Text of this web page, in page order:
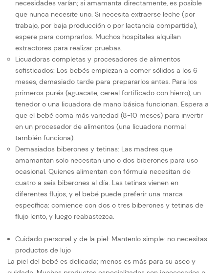
necesidades varían; si amamanta directamente, es posible
que nunca necesite uno. Si necesita extraerse leche (por
trabajo, por baja producción o por lactancia compartida),
espere para comprarlos. Muchos hospitales alquilan
extractores para realizar pruebas.
Licuadoras completas y procesadores de alimentos
sofisticados: Los bebés empiezan a comer sólidos a los 6
meses, demasiado tarde para prepararlos antes. Para los
primeros purés (aguacate, cereal fortificado con hierro), un
tenedor o una licuadora de mano básica funcionan. Espera a
que el bebé coma más variedad (8-10 meses) para invertir
en un procesador de alimentos (una licuadora normal
también funciona).
Demasiados biberones y tetinas: Las madres que
amamantan solo necesitan uno o dos biberones para uso
ocasional. Quienes alimentan con fórmula necesitan de
cuatro a seis biberones al día. Las tetinas vienen en
diferentes flujos, y el bebé puede preferir una marca
específica: comience con dos o tres biberones y tetinas de
flujo lento, y luego reabastezca.
Cuidado personal y de la piel: Mantenlo simple: no necesitas
productos de lujo
La piel del bebé es delicada; menos es más para su aseo y